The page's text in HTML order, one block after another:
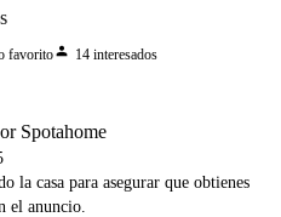
favoritoperson 14 interesados
Spotahome
la casa para asegurar que obtienes
el anuncio.